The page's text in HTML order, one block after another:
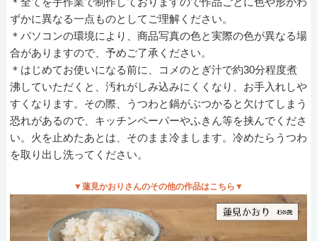
ずかに異なる一点ものとしてご理解ください。
＊パソコンの環境により、商品写真の色と実際の色が異なる場
合がありますので、予めご了承ください。
＊はじめてお使いになる前に、コメのとぎ汁で約30分程度煮
沸していただくと、汚れがしみ込みにくくなり、お手入れしや
すくなります。その際、うつわと鍋がぶつかると欠けてしまう
恐れがあるので、キッチンペーパーやふきん等を挟んでくださ
い。火を止めたあとは、そのまま冷まします。冷めたらうつわ
を取り出し洗ってください。
▼蓮見かおりさんのその他の作品はこちら▼